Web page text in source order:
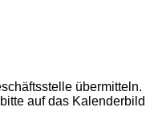
übermitteln.
auf das Kalenderbild